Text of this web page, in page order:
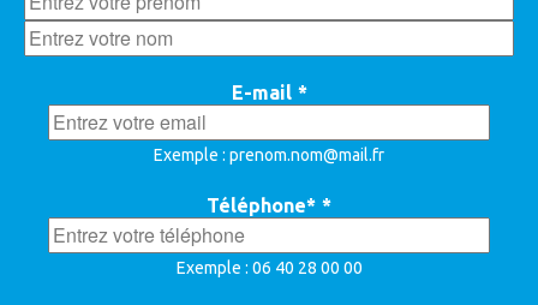
Prénom
E-mail *
Exemple : prenom.nom@mail.fr
Téléphone* *
Exemple : 06 40 28 00 00